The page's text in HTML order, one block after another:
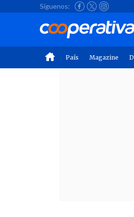
Síguenos:
País Magazine